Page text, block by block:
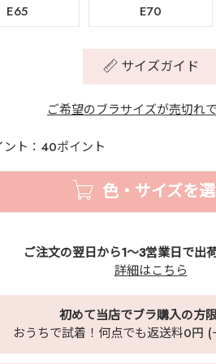
E65 E70
サイズガイド
ご希望のブラサイズが売切れ
ント：40ポイント
色・サイズを
ご注文の翌日から1～3営業日で出
詳細はこちら
初めて当店でブラ購入の方
おうちで試着！何点でも返送料0円 (